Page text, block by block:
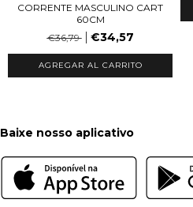
CORRENTE MASCULINO CART
60CM
€36,79
€34,57
Baixe nosso aplicativo